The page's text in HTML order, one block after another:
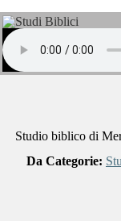
Studio biblico di
Da Categorie: